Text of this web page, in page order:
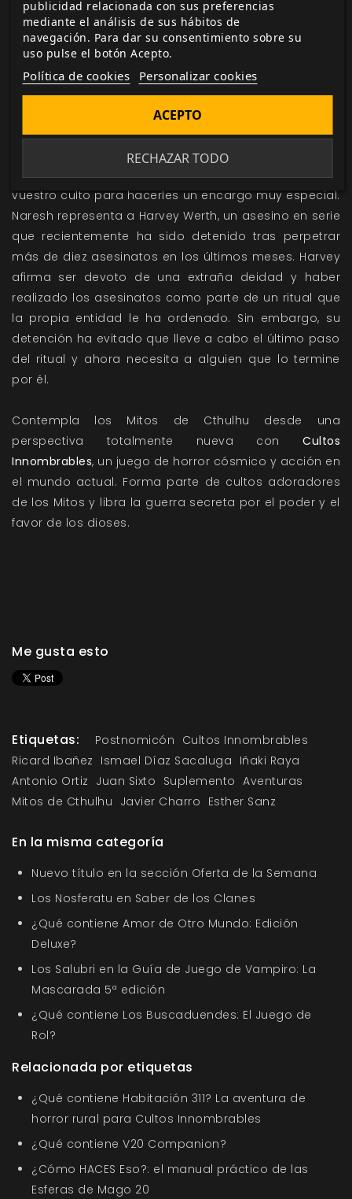
Medios más amarillistas, ya sean blogs, revistas o
vídeos de YouTube, hablarán de ciertas filtraciones
que aseguran que la policía baraja el asalto como
parte de algún ritual típico de sectas. ¿Casualidad?
No es probable.
Ritual bajo demanda - Juan Sixto
El abogado Christopher Naresh contacta con el
vuestro culto para hacerles un encargo muy especial.
Naresh representa a Harvey Werth, un asesino en serie
que recientemente ha sido detenido tras perpetrar
más de diez asesinatos en los últimos meses. Harvey
afirma ser devoto de una extraña deidad y haber
realizado los asesinatos como parte de un ritual que
la propia entidad le ha ordenado. Sin embargo, su
detención ha evitado que lleve a cabo el último paso
del ritual y ahora necesita a alguien que lo termine
por él.
Contempla los Mitos de Cthulhu desde una
perspectiva totalmente nueva con Cultos
Innombrables, un juego de horror cósmico y acción en
el mundo actual. Forma parte de cultos adoradores
de los Mitos y libra la guerra secreta por el poder y el
favor de los dioses.
Me gusta esto
Etiquetas: Postnomicón Cultos Innombrables
Ricard Ibañez Ismael Díaz Sacaluga Iñaki Raya
Antonio Ortiz Juan Sixto Suplemento Aventuras
Mitos de Cthulhu Javier Charro Esther Sanz
En la misma categoría
Nuevo título en la sección Oferta de la Semana
Los Nosferatu en Saber de los Clanes
¿Qué contiene Amor de Otro Mundo: Edición
Deluxe?
Los Salubri en la Guía de Juego de Vampiro: La
Mascarada 5ª edición
¿Qué contiene Los Buscaduendes: El Juego de
Rol?
Relacionada por etiquetas
¿Qué contiene Habitación 311? La aventura de
horror rural para Cultos Innombrables
¿Qué contiene V20 Companion?
¿Cómo HACES Eso?: el manual práctico de las
Esferas de Mago 20
publicidad relacionada con sus preferencias
mediante el análisis de sus hábitos de
navegación. Para dar su consentimiento sobre su
uso pulse el botón Acepto.
Política de cookies Personalizar cookies
RECHAZAR TODO
ACEPTO